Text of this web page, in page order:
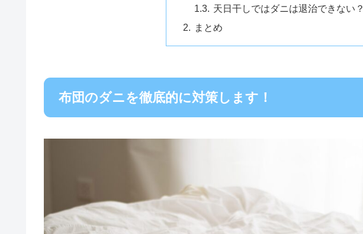
天日干しではダニは退治できない？
まとめ
布団のダニを徹底的に対策します！